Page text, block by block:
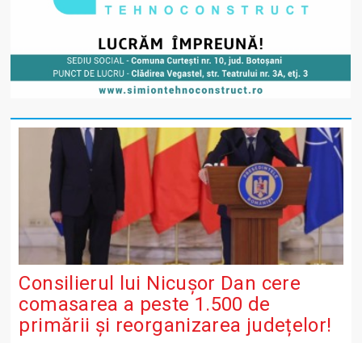
Consilierul lui Nicușor Dan cere
comasarea a peste 1.500 de
primării și reorganizarea județelor!